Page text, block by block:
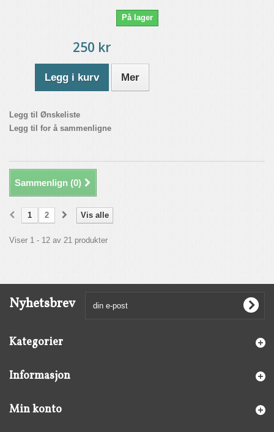
På lager
250 kr
Legg i kurv Mer
Legg til Ønskeliste
Legg til for å sammenligne
Sammenlign (0)
Vis alle
1 2
Viser 1 - 12 av 21 produkter
Nyhetsbrev
Kategorier
Informasjon
Min konto